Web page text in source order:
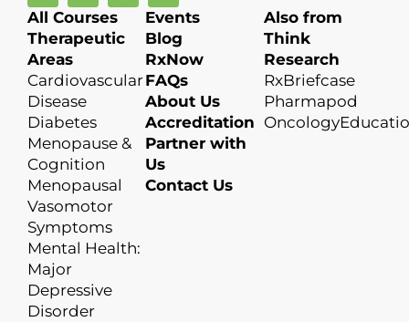
All Courses
Therapeutic
Areas
Cardiovascular
Disease
Diabetes
Menopause &
Cognition
Menopausal
Vasomotor
Symptoms
Mental Health:
Major
Depressive
Disorder
Events
Blog
RxNow
FAQs
About Us
Accreditation
Partner with
Us
Contact Us
Also from
Think
Research
RxBriefcase
Pharmapod